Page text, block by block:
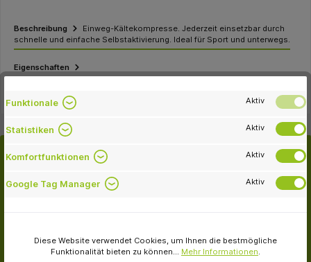
Beschreibung
Einweg-Kältekompresse. Jederzeit einsetzbar durch
schnelle und einfache Selbstaktivierung. Ideal für Sport und unterwegs.
Eigenschaften
Funktionale Aktiv
Statistiken Aktiv
Komfortfunktionen Aktiv
Google Tag Manager Aktiv
Diese Website verwendet Cookies, um Ihnen die bestmögliche
Funktionalität bieten zu können... Mehr Informationen.